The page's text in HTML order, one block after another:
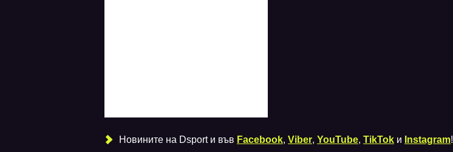
Новините на Dsport и във Facebook, Viber, YouTube, TikTok и Instagram!